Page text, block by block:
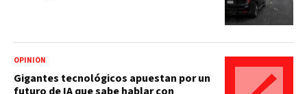
OPINIÓN
Gigantes tecnológicos apuestan por un
futuro de IA que sabe hablar con